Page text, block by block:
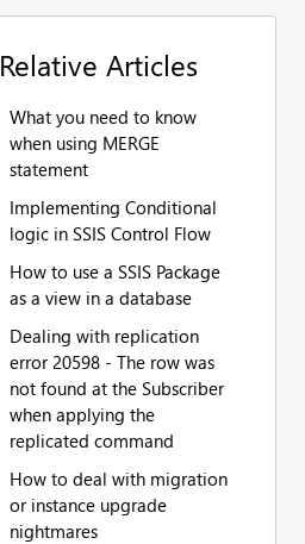
Relative Articles
What you need to know
when using MERGE
statement
Implementing Conditional
logic in SSIS Control Flow
How to use a SSIS Package
as a view in a database
Dealing with replication
error 20598 - The row was
not found at the Subscriber
when applying the
replicated command
How to deal with migration
or instance upgrade
nightmares